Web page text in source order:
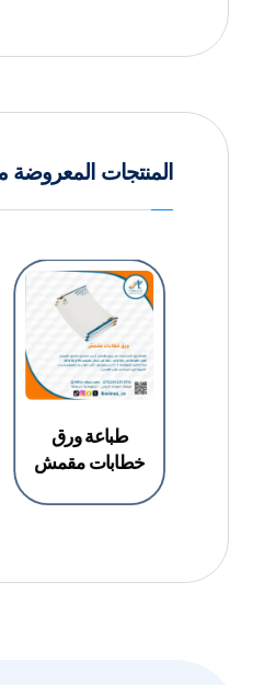
المنتجات المعروضة
طباعة ورق
خطابات مقمش